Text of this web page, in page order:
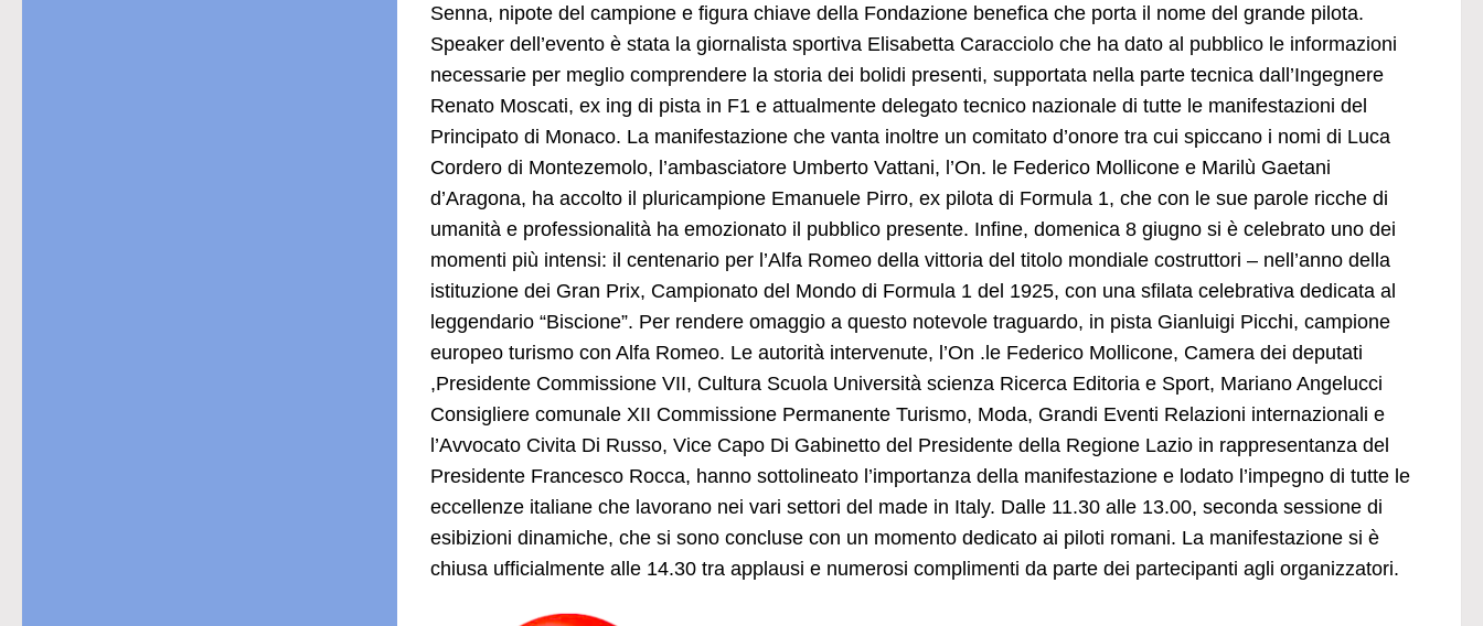
Senna, nipote del campione e figura chiave della Fondazione benefica che porta il nome del grande pilota.
Speaker dell’evento è stata la giornalista sportiva Elisabetta Caracciolo che ha dato al pubblico le informazioni
necessarie per meglio comprendere la storia dei bolidi presenti, supportata nella parte tecnica dall’Ingegnere
Renato Moscati, ex ing di pista in F1 e attualmente delegato tecnico nazionale di tutte le manifestazioni del
Principato di Monaco. La manifestazione che vanta inoltre un comitato d’onore tra cui spiccano i nomi di Luca
Cordero di Montezemolo, l’ambasciatore Umberto Vattani, l’On. le Federico Mollicone e Marilù Gaetani
d’Aragona, ha accolto il pluricampione Emanuele Pirro, ex pilota di Formula 1, che con le sue parole ricche di
umanità e professionalità ha emozionato il pubblico presente. Infine, domenica 8 giugno si è celebrato uno dei
momenti più intensi: il centenario per l’Alfa Romeo della vittoria del titolo mondiale costruttori – nell’anno della
istituzione dei Gran Prix, Campionato del Mondo di Formula 1 del 1925, con una sfilata celebrativa dedicata al
leggendario “Biscione”. Per rendere omaggio a questo notevole traguardo, in pista Gianluigi Picchi, campione
europeo turismo con Alfa Romeo. Le autorità intervenute, l’On .le Federico Mollicone, Camera dei deputati
,Presidente Commissione VII, Cultura Scuola Università scienza Ricerca Editoria e Sport, Mariano Angelucci
Consigliere comunale XII Commissione Permanente Turismo, Moda, Grandi Eventi Relazioni internazionali e
l’Avvocato Civita Di Russo, Vice Capo Di Gabinetto del Presidente della Regione Lazio in rappresentanza del
Presidente Francesco Rocca, hanno sottolineato l’importanza della manifestazione e lodato l’impegno di tutte le
eccellenze italiane che lavorano nei vari settori del made in Italy. Dalle 11.30 alle 13.00, seconda sessione di
esibizioni dinamiche, che si sono concluse con un momento dedicato ai piloti romani. La manifestazione si è
chiusa ufficialmente alle 14.30 tra applausi e numerosi complimenti da parte dei partecipanti agli organizzatori.